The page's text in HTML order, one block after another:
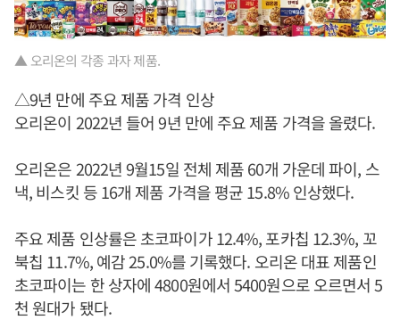
▲ 오리온의 각종 과자 제품.
△9년 만에 주요 제품 가격 인상
오리온이 2022년 들어 9년 만에 주요 제품 가격을 올렸다.
오리온은 2022년 9월15일 전체 제품 60개 가운데 파이, 스
낵, 비스킷 등 16개 제품 가격을 평균 15.8% 인상했다.
주요 제품 인상률은 초코파이가 12.4%, 포카칩 12.3%, 꼬
북칩 11.7%, 예감 25.0%를 기록했다. 오리온 대표 제품인
초코파이는 한 상자에 4800원에서 5400원으로 오르면서 5
천 원대가 됐다.